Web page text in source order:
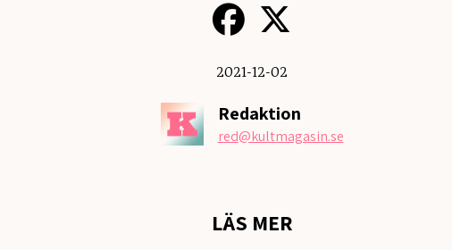
2021-12-02
Redaktion
red@kultmagasin.se
LÄS MER